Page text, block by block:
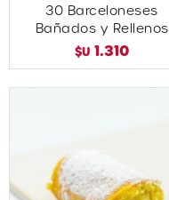
30 Barceloneses
Bañados y Rellenos
$U 1.310